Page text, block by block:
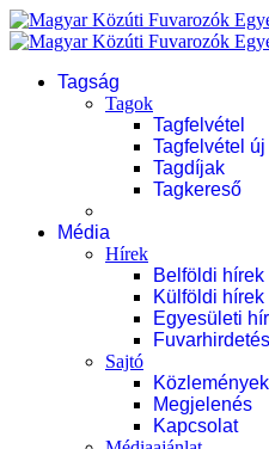
Tagság
Tagok
Tagfelvétel
Tagfelvétel új
Tagdíjak
Tagkereső
Média
Hírek
Belföldi hírek
Külföldi hírek
Egyesületi
Sajtó
Közlemények
Megjelenés
Kapcsolat